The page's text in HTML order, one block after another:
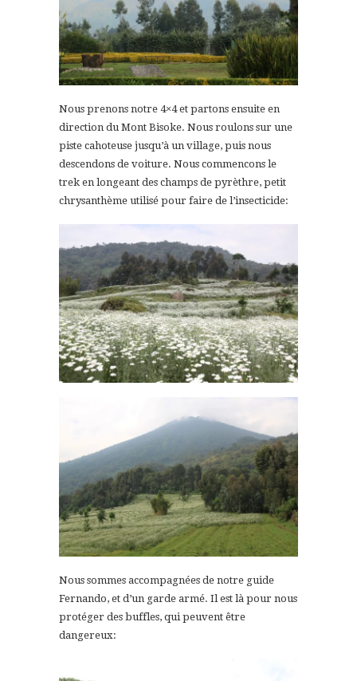
Nous prenons notre 4×4 et partons ensuite en
direction du Mont Bisoke. Nous roulons sur une
piste cahoteuse jusqu’à un village, puis nous
descendons de voiture. Nous commencons le
trek en longeant des champs de pyrèthre, petit
chrysanthème utilisé pour faire de l’insecticide:
Nous sommes accompagnées de notre guide
Fernando, et d’un garde armé. Il est là pour nous
protéger des buffles, qui peuvent être
dangereux: